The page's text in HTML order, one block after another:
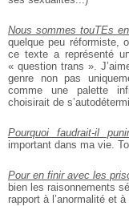
Nous sommes touTEs
quelque peu réformiste,
ce texte a représenté
« question trans ».
genre non pas
comme une palette
choisirait de
Pourquoi faudrait-il
important dans ma vie.
Pour en finir avec les
bien les raisonnements
rapport à l’anormalité et